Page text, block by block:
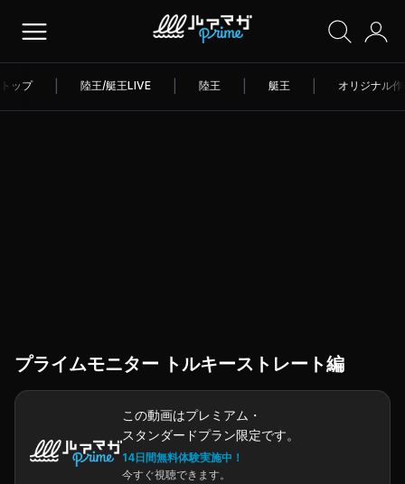
トップ 陸王/艇王LIVE 陸王 艇王 オリジナル
プライムモニター トルキーストレート編
この動画はプレミアム・
スタンダードプラン限定です。
14日間無料体験実施中！
今すぐ視聴できます。